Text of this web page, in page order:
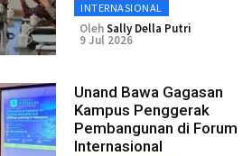
INTERNASIONAL
OlehSally Della Putri
9 Jul 2026
Unand Bawa Gagasan
Kampus Penggerak
Pembangunan di Forum
Internasional